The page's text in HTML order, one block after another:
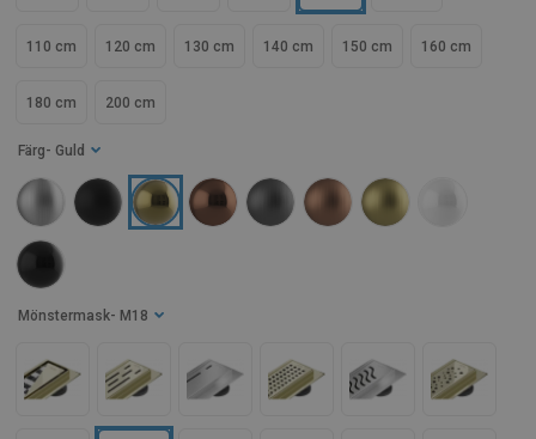
110 cm 120 cm 130 cm 140 cm 150 cm 160 cm
180 cm 200 cm
Färg - Guld
Mönstermask - M18